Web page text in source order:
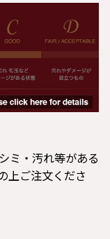
ミ・汚れ等がある
上ご注文くださ